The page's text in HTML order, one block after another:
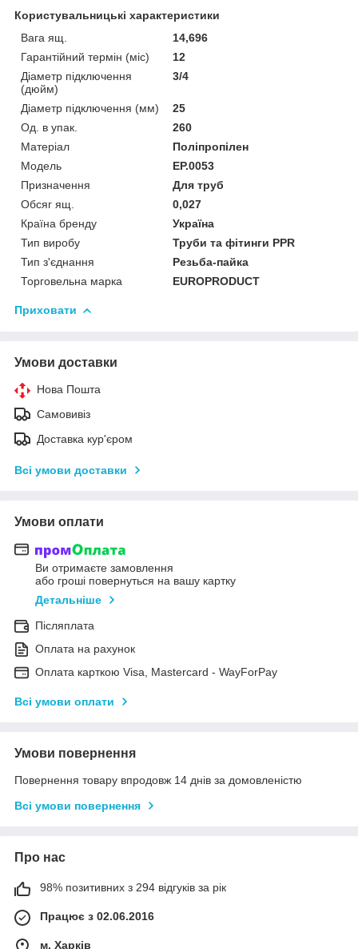
Користувальницькі характеристики
Вага ящ.
14,696
Гарантійний термін (міс)
12
Діаметр підключення
(дюйм)
3/4
Діаметр підключення (мм)
25
Од. в упак.
260
Матеріал
Поліпропілен
Мoдель
EP.0053
Призначення
Для труб
Обсяг ящ.
0,027
Країна бренду
Україна
Тип виробу
Труби та фітинги PPR
Тип з'єднання
Резьба-пайка
Торговельна марка
EUROPRODUCT
Приховати
Умови доставки
Нова Пошта
Самовивіз
Доставка кур'єром
Всі умови доставки
Умови оплати
Ви отримаєте замовлення
або гроші повернуться на вашу картку
Детальніше
Післяплата
Оплата на рахунок
Оплата карткою Visa, Mastercard - WayForPay
Всі умови оплати
Умови повернення
Повернення товару впродовж 14 днів за домовленістю
Всі умови повернення
Про нас
98% позитивних з 294 відгуків за рік
Працює з 02.06.2016
м. Харків